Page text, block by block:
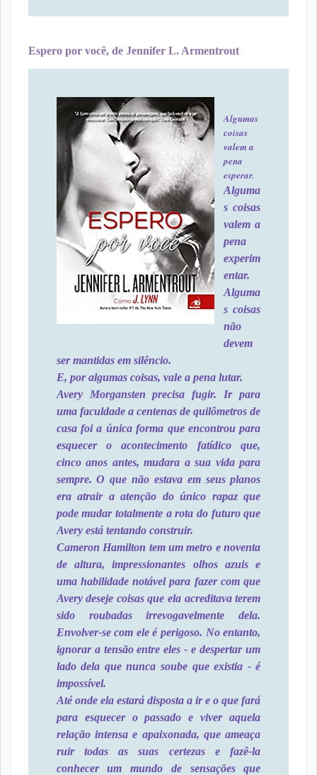
Espero por você, de Jennifer L. Armentrout
Algumas
coisas
valem a
pena
esperar.
Alguma
s coisas
valem a
pena
experim
entar.
Alguma
s coisas
não
devem
ser mantidas em silêncio.
E, por algumas coisas, vale a pena lutar.
Avery Morgansten precisa fugir. Ir para
uma faculdade a centenas de quilômetros de
casa foi a única forma que encontrou para
esquecer o acontecimento fatídico que,
cinco anos antes, mudara a sua vida para
sempre. O que não estava em seus planos
era atrair a atenção do único rapaz que
pode mudar totalmente a rota do futuro que
Avery está tentando construir.
Cameron Hamilton tem um metro e noventa
de altura, impressionantes olhos azuis e
uma habilidade notável para fazer com que
Avery deseje coisas que ela acreditava terem
sido roubadas irrevogavelmente dela.
Envolver-se com ele é perigoso. No entanto,
ignorar a tensão entre eles - e despertar um
lado dela que nunca soube que existia - é
impossível.
Até onde ela estará disposta a ir e o que fará
para esquecer o passado e viver aquela
relação intensa e apaixonada, que ameaça
ruir todas as suas certezas e fazê-la
conhecer um mundo de sensações que